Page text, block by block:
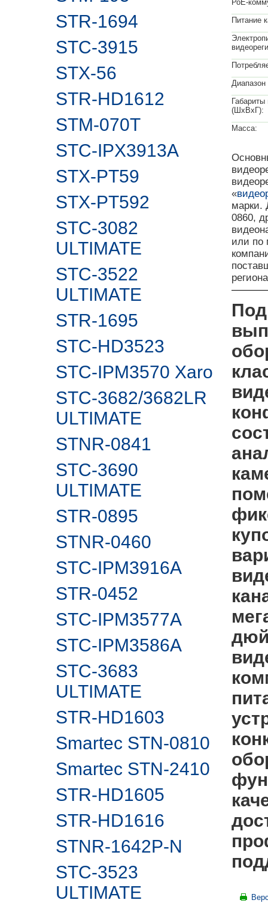
STR-1694
STC-3915
STX-56
STR-HD1612
STM-070T
STC-IPX3913A
STX-PT59
STX-PT592
STC-3082
ULTIMATE
STC-3522
ULTIMATE
STR-1695
STC-HD3523
STC-IPM3570 Xaro
STC-3682/3682LR
ULTIMATE
STNR-0841
STC-3690
ULTIMATE
STR-0895
STNR-0460
STC-IPM3916A
STR-0452
STC-IPM3577A
STC-IPM3586A
STC-3683
ULTIMATE
STR-HD1603
Smartec STN-0810
Smartec STN-2410
STR-HD1605
STR-HD1616
STNR-1642P-N
STC-3523
ULTIMATE
РоЕ-
Питание
Диапазон
Габариты
(ШxВxГ):
Масса:
«
марки.
0860,
или по